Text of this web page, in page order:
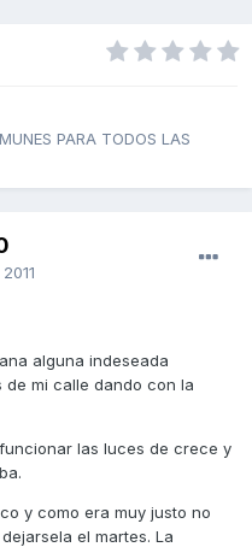
PARA TODOS LAS
alguna indeseada
mi calle dando con la
las luces de crece y
y como era muy justo no
el martes. La